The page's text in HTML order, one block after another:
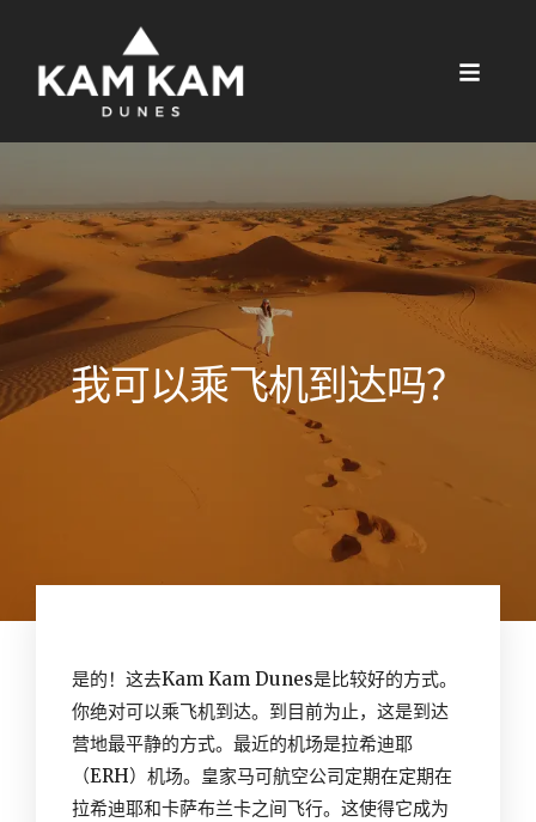
我可以乘飞机到达吗？
是的！这去Kam Kam Dunes是比较好的方式。
你绝对可以乘飞机到达。到目前为止，这是到达
营地最平静的方式。最近的机场是拉希迪耶
（ERH）机场。皇家马可航空公司定期在定期在
拉希迪耶和卡萨布兰卡之间飞行。这使得它成为